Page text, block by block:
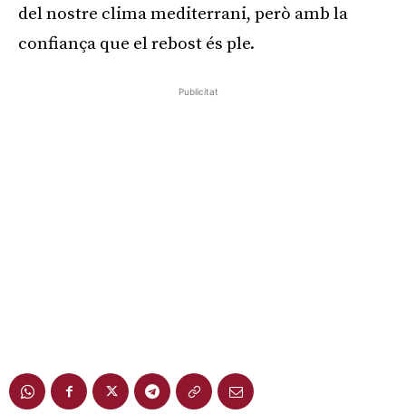
del nostre clima mediterrani, però amb la
confiança que el rebost és ple.
Publicitat